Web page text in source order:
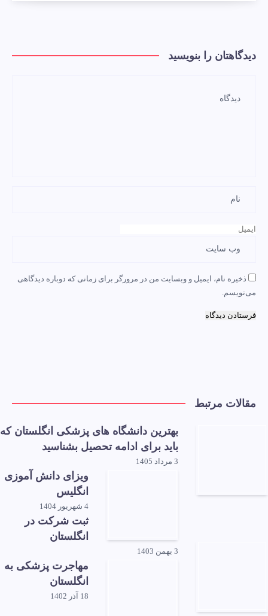
دیدگاهتان را بنویسید
ذخیره نام، ایمیل و وبسایت من در مرورگر برای زمانی که دوباره دیدگاهی
می‌نویسم.
مقالات مرتبط
بهترین دانشگاه های پزشکی انگلستان که
باید برای ادامه تحصیل بشناسید
3 مرداد 1405
ویزای دانش آموزی
انگلیس
4 شهریور 1404
ثبت شرکت در
انگلستان
3 بهمن 1403
مهاجرت پزشکی به
انگلستان
18 آذر 1402